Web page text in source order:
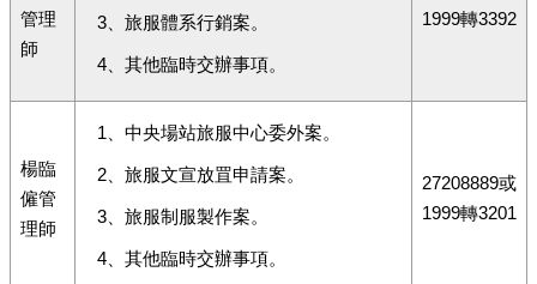
管理
師
3、旅服體系行銷案。
4、其他臨時交辦事項。
1999轉3392
楊臨
僱管
理師
1、中央場站旅服中心委外案。
2、旅服文宣放罝申請案。
3、旅服制服製作案。
4、其他臨時交辦事項。
27208889或
1999轉3201